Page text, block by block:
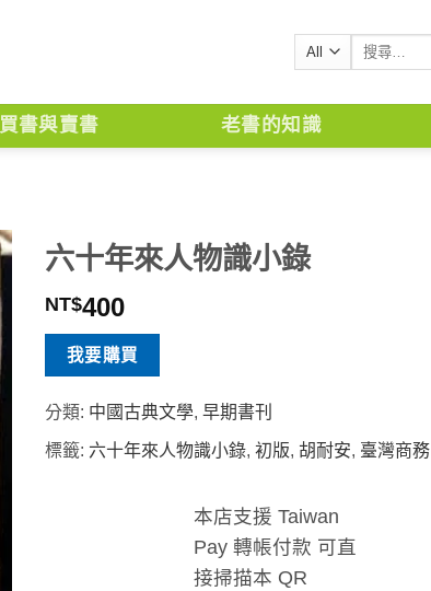
搜
鍵
買書與賣書 老書的知識
六十年來人物識小錄
NT$400
我要購買
分類: 中國古典文學,早期書刊
標籤: 六十年來人物識小錄,初版, 胡耐安, 臺灣商務
本店支援 Taiwan
Pay 轉帳付款 可直
接掃描本 QR